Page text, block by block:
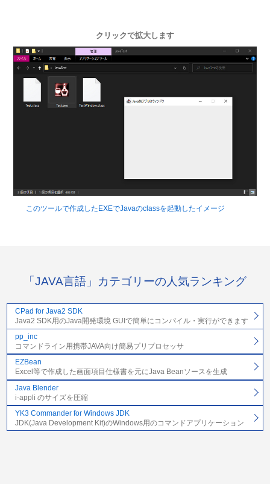
クリックで拡大します
このツールで作成したEXEでJavaのclassを起動したイメージ
「JAVA言語」カテゴリーの人気ランキング
CPad for Java2 SDK
Java2 SDK用のJava開発環境 GUIで簡単にコンパイル・実行ができます
pp_inc
コマンドライン用携帯JAVA向け簡易プリプロセッサ
EZBean
Excel等で作成した画面項目仕様書を元にJava Beanソースを生成
Java Blender
i-appli のサイズを圧縮
YK3 Commander for Windows JDK
JDK(Java Development Kit)のWindows用のコマンドアプリケーション